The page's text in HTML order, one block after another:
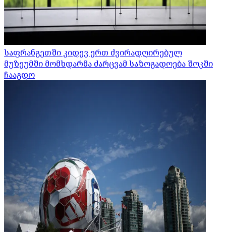
საფრანგეთში კიდევ ერთ ძვირადღირებულ
მუზეუმში მომხდარმა ძარცვამ საზოგადოება შოკში
ჩააგდო